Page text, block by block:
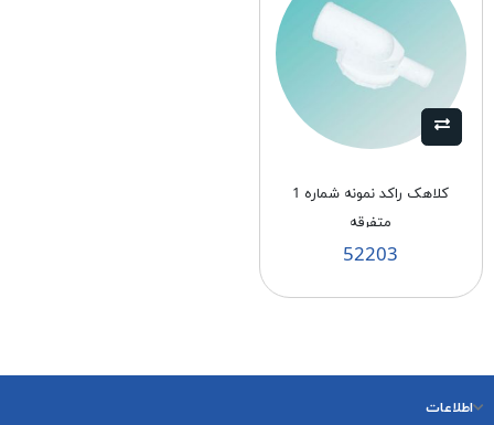
کلاهک راکد نمونه شماره 1
متفرقه
52203
اطلاعات